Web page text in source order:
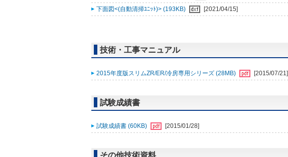
下面図<(自動清掃ﾕﾆｯﾄ)> (193KB)
[2021/04/15]
技術・工事マニュアル
2015年度版スリムZR/ER/冷房専用シリーズ (28MB) [2015/07/21]
試験成績書
試験成績書 (60KB) [2015/01/28]
その他技術資料